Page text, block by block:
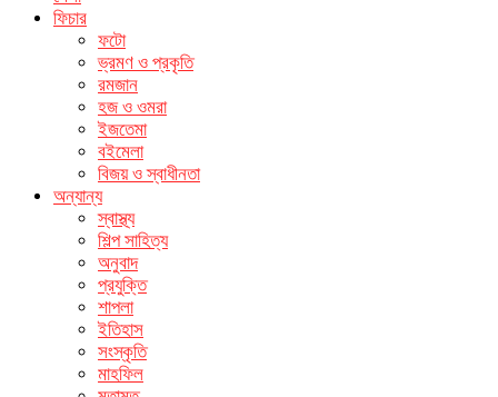
ফিচার
ফটো
ভ্রমণ ও প্রকৃতি
রমজান
হজ ও ওমরা
ইজতেমা
বইমেলা
বিজয় ও স্বাধীনতা
অন্যান্য
স্বাস্থ্য
শিল্প সাহিত্য
অনুবাদ
প্রযুক্তি
শাপলা
ইতিহাস
সংস্কৃতি
মাহফিল